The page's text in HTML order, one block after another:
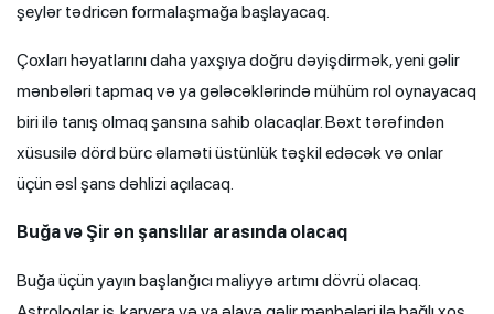
şeylər tədricən formalaşmağa başlayacaq.
Çoxları həyatlarını daha yaxşıya doğru dəyişdirmək, yeni gəlir
mənbələri tapmaq və ya gələcəklərində mühüm rol oynayacaq
biri ilə tanış olmaq şansına sahib olacaqlar. Bəxt tərəfindən
xüsusilə dörd bürc əlaməti üstünlük təşkil edəcək və onlar
üçün əsl şans dəhlizi açılacaq.
Buğa və Şir ən şanslılar arasında olacaq
Buğa üçün yayın başlanğıcı maliyyə artımı dövrü olacaq.